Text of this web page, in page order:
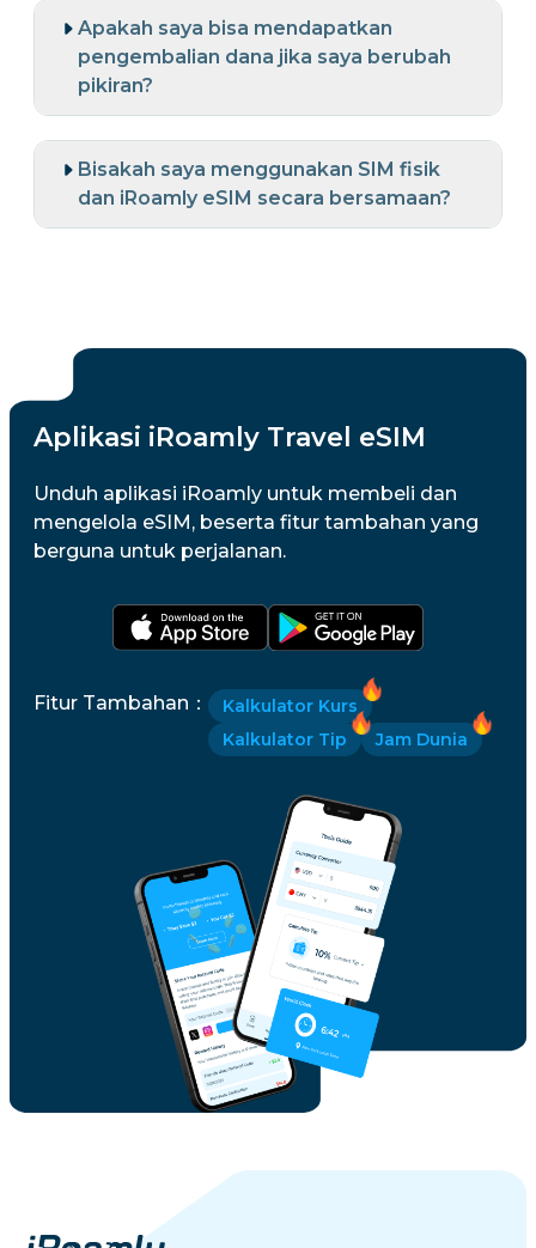
Apakah saya bisa mendapatkan
pengembalian dana jika saya berubah
pikiran?
Bisakah saya menggunakan SIM fisik
dan iRoamly eSIM secara bersamaan?
Aplikasi iRoamly Travel eSIM
Unduh aplikasi iRoamly untuk membeli dan
mengelola eSIM, beserta fitur tambahan yang
berguna untuk perjalanan.
Fitur Tambahan ：
Kalkulator Kurs
Kalkulator Tip
Jam Dunia